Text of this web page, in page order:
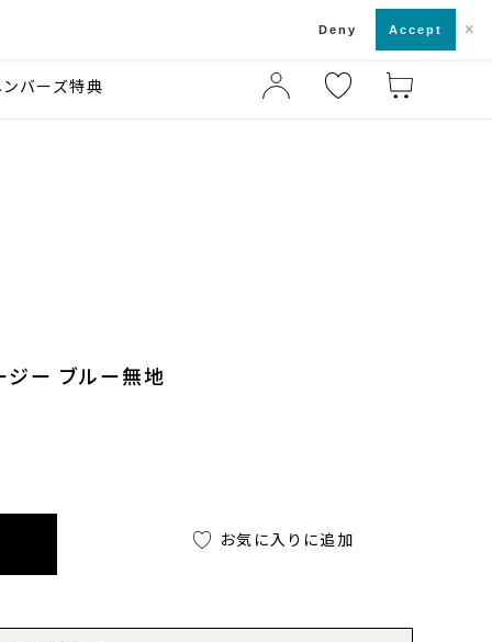
ンバーズ特典
ジー ブルー無地
お気に入りに追加
Deny Accept ×